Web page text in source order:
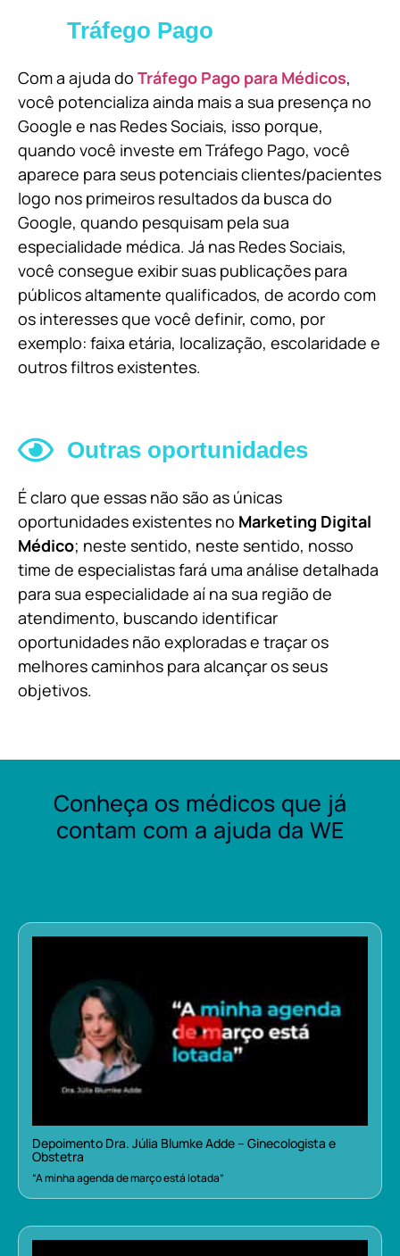
Tráfego Pago
Com a ajuda do Tráfego Pago para Médicos,
você potencializa ainda mais a sua presença no
Google e nas Redes Sociais, isso porque,
quando você investe em Tráfego Pago, você
aparece para seus potenciais clientes/pacientes
logo nos primeiros resultados da busca do
Google, quando pesquisam pela sua
especialidade médica. Já nas Redes Sociais,
você consegue exibir suas publicações para
públicos altamente qualificados, de acordo com
os interesses que você definir, como, por
exemplo: faixa etária, localização, escolaridade e
outros filtros existentes.
Outras oportunidades
É claro que essas não são as únicas
oportunidades existentes no Marketing Digital
Médico; neste sentido, neste sentido, nosso
time de especialistas fará uma análise detalhada
para sua especialidade aí na sua região de
atendimento, buscando identificar
oportunidades não exploradas e traçar os
melhores caminhos para alcançar os seus
objetivos.
Conheça os médicos que já
contam com a ajuda da WE
Depoimento Dra. Júlia Blumke Adde – Ginecologista e
Obstetra
“A minha agenda de março está lotada”